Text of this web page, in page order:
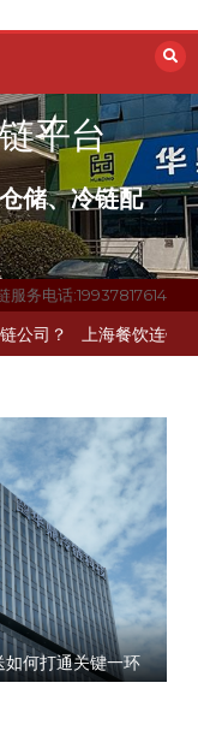
平台
储、冷链配
服务电话:19937817614
上海餐饮连锁加速，
如何打通关键一环